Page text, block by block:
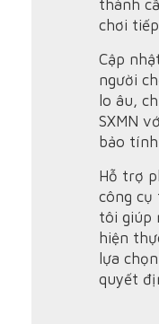
thành
chơi
Cập
người
lo âu,
SXMN
bảo
Hỗ trợ
công cụ
tôi giúp
hiện
lựa
quyết